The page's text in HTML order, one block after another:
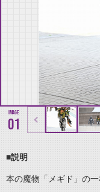
01
■説明
本の魔物「メギド」の